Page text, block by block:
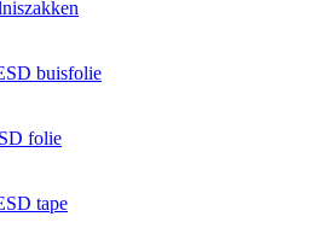
buisfolie
folie
tape